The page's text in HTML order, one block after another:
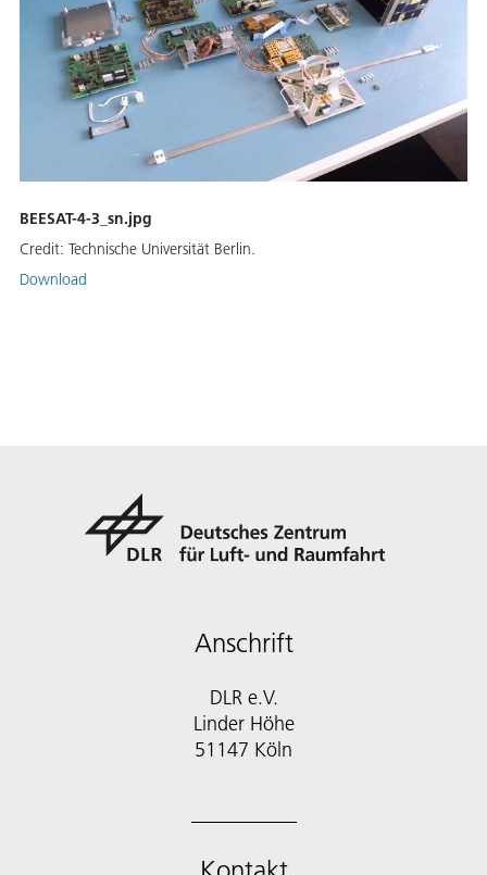
BEESAT-4-3_sn.jpg
Credit: Technische Universität Berlin.
Download
Anschrift
DLR e.V.
Linder Höhe
51147 Köln